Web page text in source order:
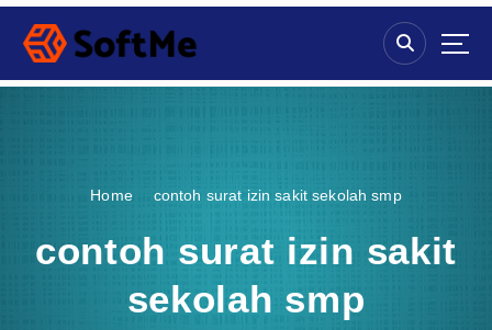
S
p
Home contoh surat izin sakit sekolah smp
contoh surat izin sakit
sekolah smp